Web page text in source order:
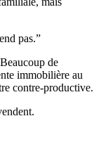
pas.”
de
immobilière au
contre-productive.